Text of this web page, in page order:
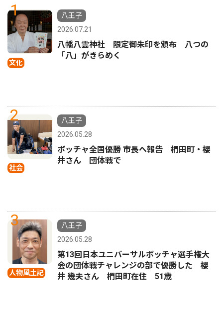
1
文化
八王子
2026.07.21
八幡八雲神社 限定御朱印を頒布 八つの
「八」がきらめく
2
社会
八王子
2026.05.28
ボッチャ全国優勝 市長へ報告 椚田町・櫻
井さん 団体戦で
3
人物風土記
八王子
2026.05.28
第13回日本ユニバーサルボッチャ選手権大
会の団体戦チャレンジの部で優勝した 櫻
井 幾夫さん 椚田町在住 51歳